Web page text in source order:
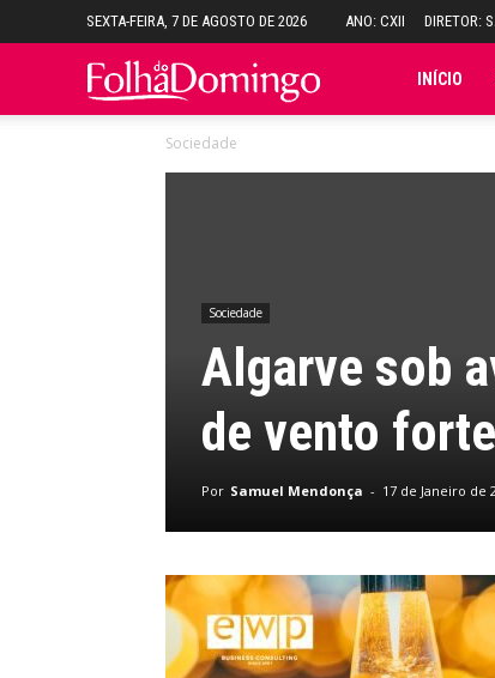
SEXTA-FEIRA, 7 DE AGOSTO DE 2026 ANO: CXII DIRETOR:
Folha INÍCIO
Sociedade
Sociedade
Algarve sob
de vento
Por Samuel Mendonça - 17 de Janeiro de